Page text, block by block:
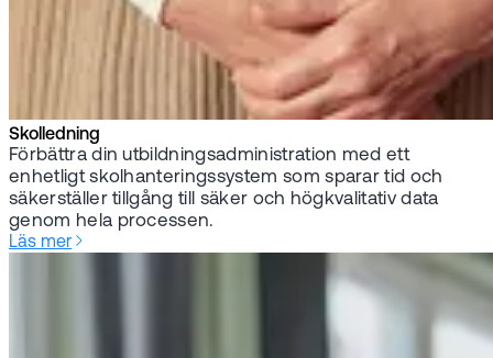
Skolledning
Förbättra din utbildningsadministration med ett
enhetligt skolhanteringssystem som sparar tid och
säkerställer tillgång till säker och högkvalitativ data
genom hela processen.
Läs mer